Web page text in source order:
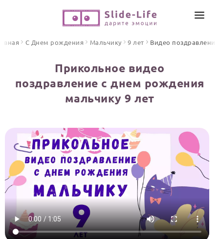
ПО ФОРМАТУ
Видео поздравления
Открытки
Стихи и тексты
ПРАЗДНИКИ
С Днем рождения
Юбилей
Свадьба
Годовщина свадьбы
ИНСТРУМЕНТЫ
ТЕКСТЫ И ИДЕИ
ОТЗЫВЫ
С Днем рождения Мальчику 9 лет Видео поздравления
Прикольное видео
поздравление с днем рождения
мальчику 9 лет